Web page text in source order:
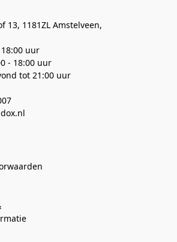
13, 1181ZL Amstelveen,
uur
- 18:00 uur
tot 21:00 uur